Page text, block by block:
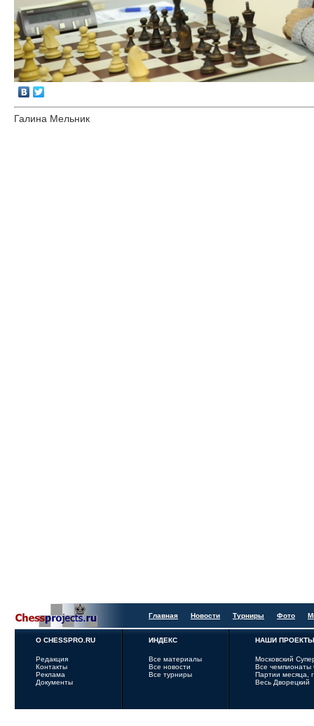
Галина Мельник
Главная Новости Турниры Фото
О CHESSPRO.RU
Редакция
Контакты
Реклама
Документы
ИНДЕКС
Все материалы
Все новости
Все турниры
НАШИ ПРОЕКТЫ
Московский
Все
Партии месяца,
Весь Дворецкий